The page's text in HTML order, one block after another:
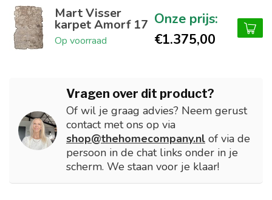
Mart Visser
karpet Amorf 17
Op voorraad €1.375,00
Vragen over dit product?
Of wil je graag advies? Neem gerust
contact met ons op via
shop@thehomecompany.nl of via de
persoon in de chat links onder in je
scherm. We staan voor je klaar!